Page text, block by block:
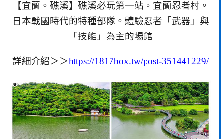
【宜蘭。礁溪】礁溪必玩第一站。宜蘭忍者村。
日本戰國時代的特種部隊。體驗忍者「武器」與
「技能」為主的場館
詳細介紹＞＞https://1817box.tw/post-351441229/